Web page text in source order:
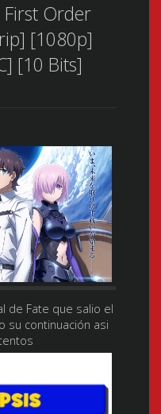
Order
[1080p]
[10 Bits]
de Fate que salio el
su continuación asi